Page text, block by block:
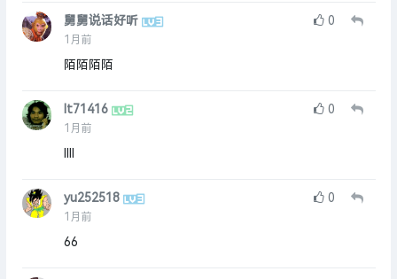
舅舅说话好听
1月前
0
陌陌陌陌
lt71416
1月前
0
yu252518
1月前
0
66